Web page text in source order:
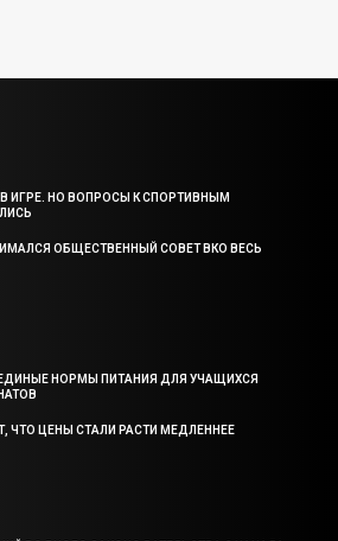
ИГРЕ. НО ВОПРОСЫ К СПОРТИВНЫМ
ОБЩЕСТВЕННЫЙ СОВЕТ ВКО ВЕСЬ
ЕДИНЫЕ НОРМЫ ПИТАНИЯ ДЛЯ УЧАЩИХСЯ
ЧТО ЦЕНЫ СТАЛИ РАСТИ МЕДЛЕННЕЕ